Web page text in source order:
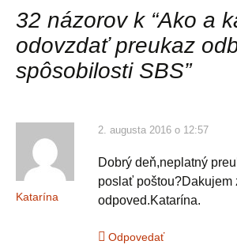
32 názorov k “Ako a
odovzdať preukaz
spôsobilosti SBS”
Katarína
2. augusta 2016 o 12:57
Dobrý deň,neplatný
poslať poštou?Dakujem
odpoved.Katarína.
Odpovedať